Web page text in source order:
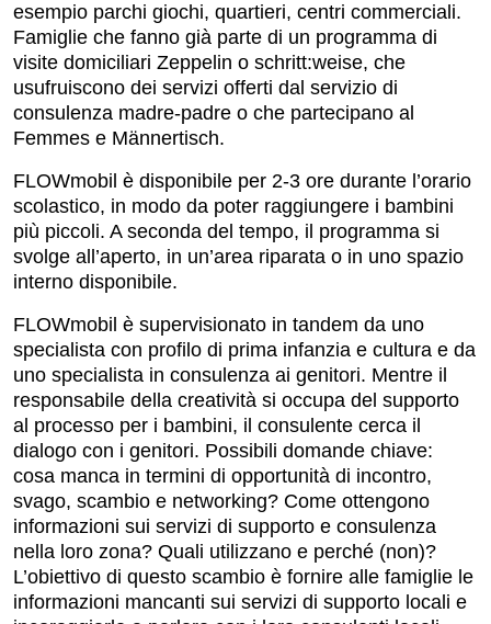
esempio parchi giochi, quartieri, centri commerciali.
Famiglie che fanno già parte di un programma di
visite domiciliari Zeppelin o schritt:weise, che
usufruiscono dei servizi offerti dal servizio di
consulenza madre-padre o che partecipano al
Femmes e Männertisch.
FLOWmobil è disponibile per 2-3 ore durante l’orario
scolastico, in modo da poter raggiungere i bambini
più piccoli. A seconda del tempo, il programma si
svolge all’aperto, in un’area riparata o in uno spazio
interno disponibile.
FLOWmobil è supervisionato in tandem da uno
specialista con profilo di prima infanzia e cultura e da
uno specialista in consulenza ai genitori. Mentre il
responsabile della creatività si occupa del supporto
al processo per i bambini, il consulente cerca il
dialogo con i genitori. Possibili domande chiave:
cosa manca in termini di opportunità di incontro,
svago, scambio e networking? Come ottengono
informazioni sui servizi di supporto e consulenza
nella loro zona? Quali utilizzano e perché (non)?
L’obiettivo di questo scambio è fornire alle famiglie le
informazioni mancanti sui servizi di supporto locali e